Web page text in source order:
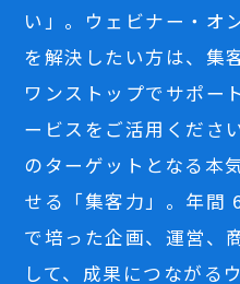
い」。ウェビナー・オ
を解決したい方は、集
ワンストップでサポー
ービスをご活用くださ
のターゲットとなる本
せる「集客力」。年間
で培った企画、運営、
して、成果につながる